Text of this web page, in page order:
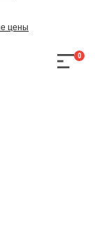
цены
0